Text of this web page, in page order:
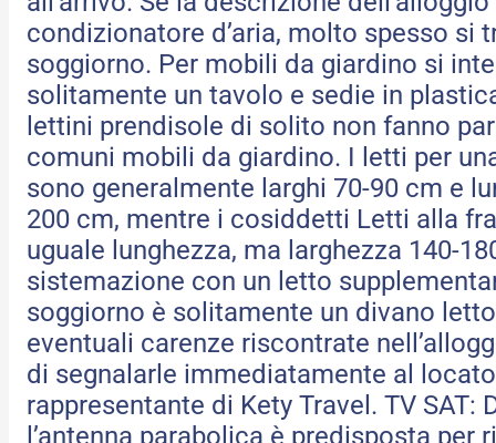
condizionatore d’aria, molto spesso si
soggiorno. Per mobili da giardino si
solitamente un tavolo e sedie in
lettini prendisole di solito non fanno
comuni mobili da giardino. I letti per
sono generalmente larghi 70-90 cm e
200 cm, mentre i cosiddetti Letti alla
uguale lunghezza, ma larghezza 140-
sistemazione con un letto
soggiorno è solitamente un divano
eventuali carenze riscontrate
di segnalarle immediatamente al
rappresentante di Kety Travel. TV SAT:
l’antenna parabolica è predisposta per